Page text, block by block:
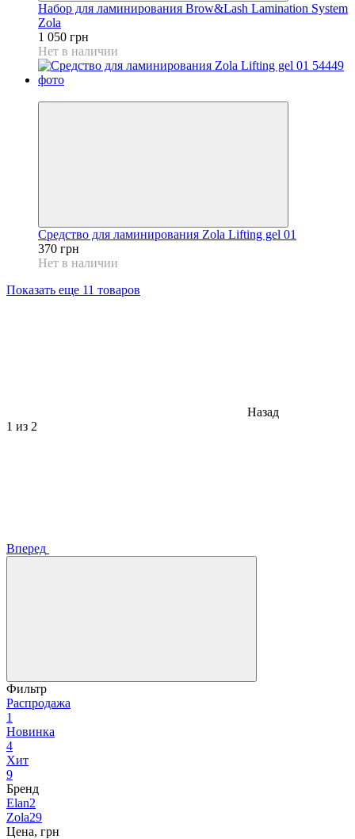
Набор для ламинирования Brow&Lash Lamination System
Zola
1 050 грн
Нет в наличии
Средство для ламинирования Zola Lifting gel 01
370 грн
Нет в наличии
Показать еще 11 товаров
Назад
1 из 2
Вперед
Фильтр
Распродажа
1
Новинка
4
Хит
9
Бренд
Elan2
Zola29
Цена, грн